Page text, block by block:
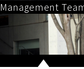
Management